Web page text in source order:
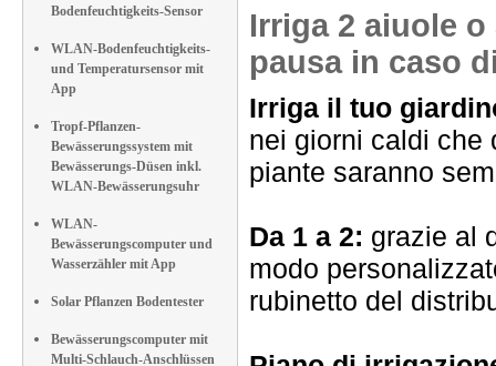
Bodenfeuchtigkeits-Sensor
WLAN-Bodenfeuchtigkeits-
und Temperatursensor mit
App
Tropf-Pflanzen-
Bewässerungssystem mit
Bewässerungs-Düsen inkl.
WLAN-Bewässerungsuhr
WLAN-
Bewässerungscomputer und
Wasserzähler mit App
Solar Pflanzen Bodentester
Bewässerungscomputer mit
Multi-Schlauch-Anschlüssen
Irriga 2 aiuole
pausa in caso
Irriga il tuo
nei giorni caldi che
piante saranno
Da 1 a 2: grazie al
modo
rubinetto del